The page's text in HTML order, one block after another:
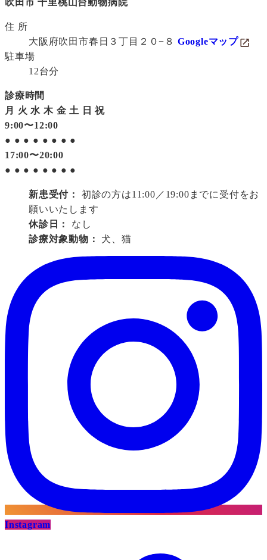
吹田市 千里桃山台動物病院
住 所
大阪府吹田市春日３丁目２０−８ Googleマップ
駐車場
12台分
診療時間
月
火 水 木 金 土 日 祝
9:00〜12:00
● ● ● ● ● ● ● ●
17:00〜20:00
● ● ● ● ● ● ● ●
新患受付：
初診の方は11:00／19:00までに受付をお
願いいたします
休診日：
なし
診療対象動物：
犬、猫
Instagram